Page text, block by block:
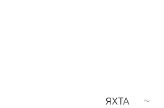
ЯХТА